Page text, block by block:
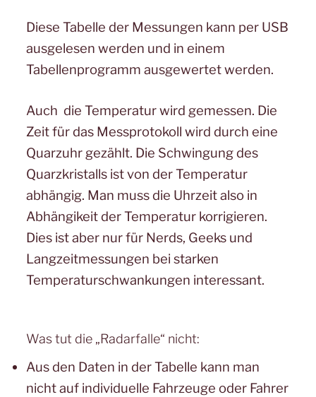
Diese Tabelle der Messungen kann per USB
ausgelesen werden und in einem
Tabellenprogramm ausgewertet werden.
Auch die Temperatur wird gemessen. Die
Zeit für das Messprotokoll wird durch eine
Quarzuhr gezählt. Die Schwingung des
Quarzkristalls ist von der Temperatur
abhängig. Man muss die Uhrzeit also in
Abhängikeit der Temperatur korrigieren.
Dies ist aber nur für Nerds, Geeks und
Langzeitmessungen bei starken
Temperaturschwankungen interessant.
Was tut die „Radarfalle“ nicht:
Aus den Daten in der Tabelle kann man
nicht auf individuelle Fahrzeuge oder Fahrer